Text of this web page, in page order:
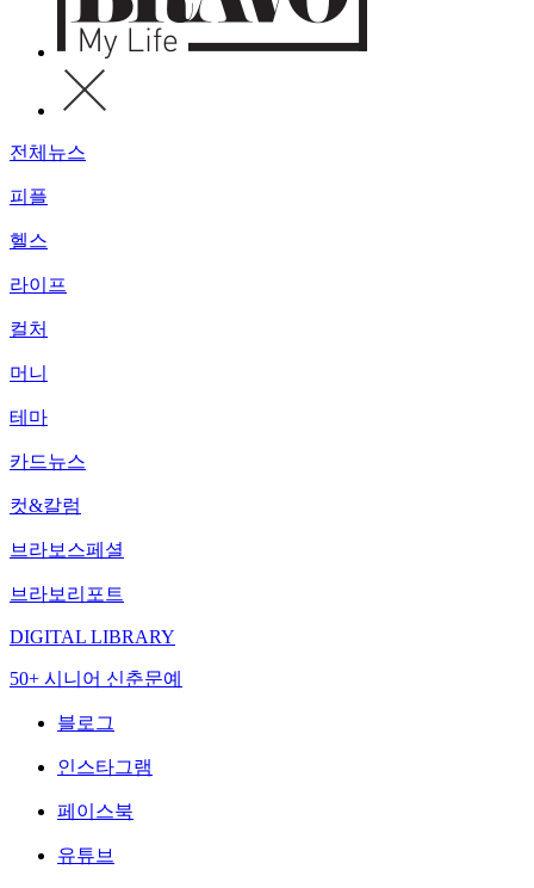
전체뉴스
피플
헬스
라이프
컬처
머니
테마
카드뉴스
컷&칼럼
브라보스페셜
브라보리포트
DIGITAL LIBRARY
50+ 시니어 신춘문예
블로그
인스타그램
페이스북
유튜브